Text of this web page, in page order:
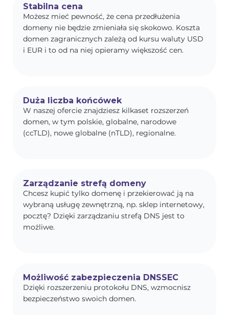
Stabilna cena
Możesz mieć pewność, że cena przedłużenia
domeny nie będzie zmieniała się skokowo. Koszta
domen zagranicznych zależą od kursu waluty USD
i EUR i to od na niej opieramy większość cen.
Duża liczba końcówek
W naszej ofercie znajdziesz kilkaset rozszerzeń
domen, w tym polskie, globalne, narodowe
(ccTLD), nowe globalne (nTLD), regionalne.
Zarządzanie strefą domeny
Chcesz kupić tylko domenę i przekierować ją na
wybraną usługę zewnętrzną, np. sklep internetowy,
pocztę? Dzięki zarządzaniu strefą DNS jest to
możliwe.
Możliwość zabezpieczenia DNSSEC
Dzięki rozszerzeniu protokołu DNS, wzmocnisz
bezpieczeństwo swoich domen.